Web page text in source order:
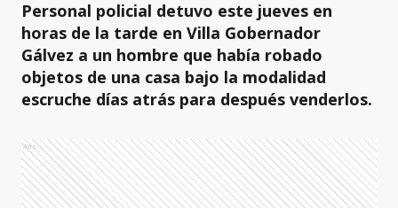
Personal policial detuvo este jueves en
horas de la tarde en Villa Gobernador
Gálvez a un hombre que había robado
objetos de una casa bajo la modalidad
escruche días atrás para después venderlos.
Ads